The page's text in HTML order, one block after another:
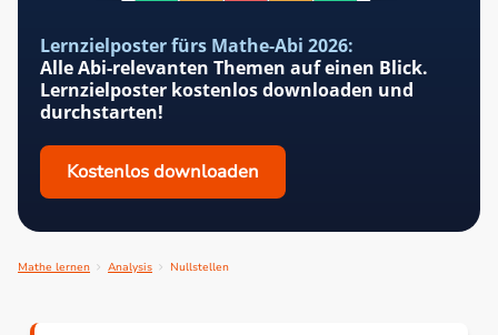
Lernzielposter fürs Mathe-Abi 2026:
Alle Abi-relevanten Themen auf einen Blick.
Lernzielposter kostenlos downloaden und
durchstarten!
Kostenlos downloaden
Mathe lernen Analysis Nullstellen